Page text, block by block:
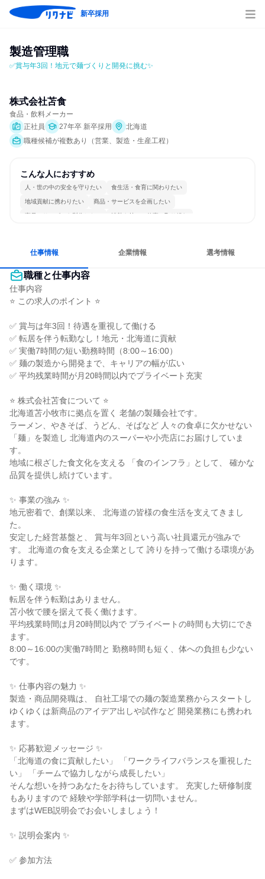
新卒採用
製造管理職
✅賞与年3回！地元で麺づくりと開発に挑む✨
株式会社苫食
食品・飲料メーカー
正社員
27年卒 新卒採用
北海道
職種候補が複数あり（営業、製造・生産工程）
こんな人におすすめ
人・世の中の安全を守りたい 食生活・食育に関わりたい
地域貢献に携わりたい 商品・サービスを企画したい
商品・サービスを製作したい 情熱を持って仕事に取り組む
仕事情報 企業情報 選考情報
職種と仕事内容
仕事内容
⭐ この求人のポイント ⭐
✅ 賞与は年3回！待遇を重視して働ける
✅ 転居を伴う転勤なし！地元・北海道に貢献
✅ 実働7時間の短い勤務時間（8:00～16:00）
✅ 麺の製造から開発まで、キャリアの幅が広い
✅ 平均残業時間が月20時間以内でプライベート充実
⭐ 株式会社苫食について ⭐
北海道苫小牧市に拠点を置く 老舗の製麺会社です。
ラーメン、やきそば、うどん、そばなど 人々の食卓に欠かせない
「麺」を製造し 北海道内のスーパーや小売店にお届けしていま
す。
地域に根ざした食文化を支える 「食のインフラ」として、 確かな
品質を提供し続けています。
✨ 事業の強み ✨
地元密着で、創業以来、 北海道の皆様の食生活を支えてきまし
た。
安定した経営基盤と、 賞与年3回という高い社員還元が強みで
す。 北海道の食を支える企業として 誇りを持って働ける環境があ
ります。
✨ 働く環境 ✨
転居を伴う転勤はありません。
苫小牧で腰を据えて長く働けます。
平均残業時間は月20時間以内で プライベートの時間も大切にでき
ます。
8:00～16:00の実働7時間と 勤務時間も短く、体への負担も少ない
です。
✨ 仕事内容の魅力 ✨
製造・商品開発職は、 自社工場での麺の製造業務からスタートし
ゆくゆくは新商品のアイデア出しや試作など 開発業務にも携われ
ます。
✨ 応募歓迎メッセージ ✨
「北海道の食に貢献したい」 「ワークライフバランスを重視した
い」 「チームで協力しながら成長したい」
そんな想いを持つあなたをお待ちしています。 充実した研修制度
もありますので 経験や学部学科は一切問いません。
まずはWEB説明会でお会いしましょう！
✨ 説明会案内 ✨
✅ 参加方法